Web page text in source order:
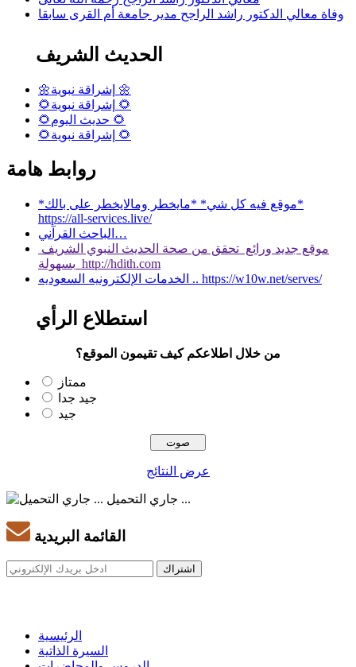
وفاة معالي الدكتور راشد الراجح مدير جامعة أم القرى سابقا
الحديث الشريف
🌼إشراقة نبوية 🌼
🌻إشراقة نبوية 🌻
🌻حديث اليوم 🌻
🌻إشراقة نبوية 🌻
روابط هامة
*موقع فيه كل شي* *مايخطر ومالايخطر على بالك*
https://all-services.live/
الباحث القرآني…
موقع جديد ورائع تحقق من صحة الحديث النبوي الشريف
بسهولة http://hdith.com
الخدمات الإلكترونيه السعوديه .. https://w10w.net/serves/
استطلاع الرأي
من خلال اطلاعكم كيف تقيمون الموقع؟
ممتاز
جيد جدا
جيد
عرض النتائج
جاري التحميل ...
القائمة البريدية
الرئيسية
السيرة الذاتية